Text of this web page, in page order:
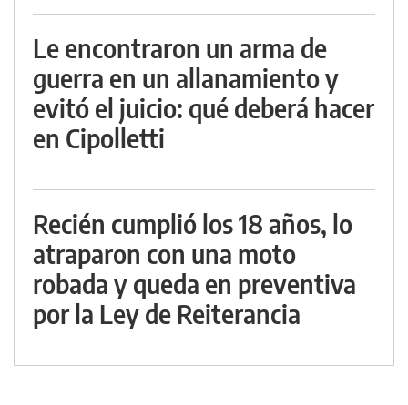
Le encontraron un arma de
guerra en un allanamiento y
evitó el juicio: qué deberá hacer
en Cipolletti
Recién cumplió los 18 años, lo
atraparon con una moto
robada y queda en preventiva
por la Ley de Reiterancia